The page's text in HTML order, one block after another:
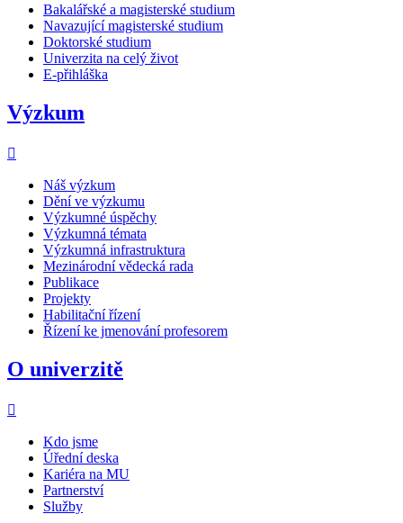
Bakalářské a magisterské studium
Navazující magisterské studium
Doktorské studium
Univerzita na celý život
E-přihláška
Výzkum
Náš výzkum
Dění ve výzkumu
Výzkumné úspěchy
Výzkumná témata
Výzkumná infrastruktura
Mezinárodní vědecká rada
Publikace
Projekty
Habilitační řízení
Řízení ke jmenování profesorem
O univerzitě
Kdo jsme
Úřední deska
Kariéra na MU
Partnerství
Služby